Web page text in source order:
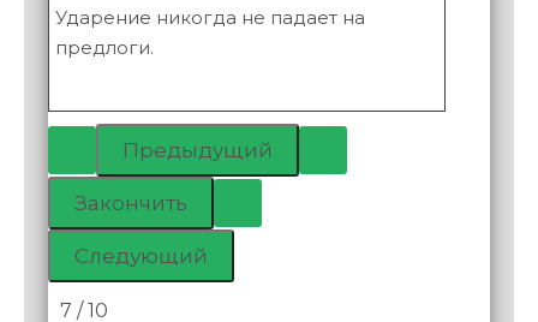
Ударение никогда не падает на
предлоги.
7 / 10